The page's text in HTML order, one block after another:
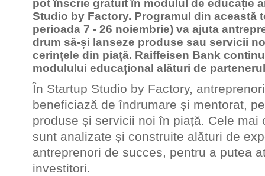
pot înscrie gratuit în modulul de educație
Studio by Factory. Programul din această
perioada 7 - 26 noiembrie) va ajuta
drum să-și lanseze produse sau servicii
cerințele din piață. Raiffeisen Bank
modulului educațional alături de
În Startup Studio by Factory,
beneficiază de îndrumare și mentorat,
produse și servicii noi în piață. Cele mai
sunt analizate și construite alături de
antreprenori de succes, pentru a putea
investitori.